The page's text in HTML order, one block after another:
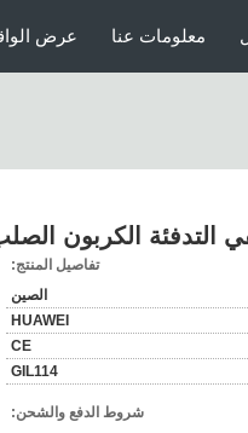
عرض معلومات عنا
التدفئة الكربون
تفاصيل المنتج:
الصين
HUAWEI
CE
GIL114
شروط الدفع والشحن: